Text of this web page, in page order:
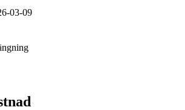
03-09